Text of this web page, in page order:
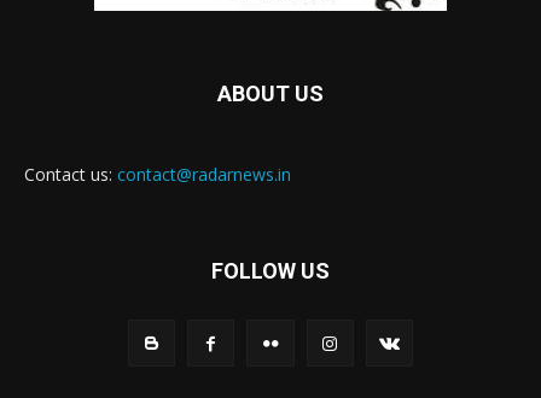
ABOUT US
Contact us: contact@radarnews.in
FOLLOW US